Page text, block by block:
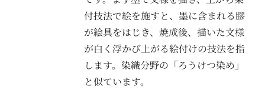
付技法で絵を施すと、墨に含まれる膠
が絵具をはじき、焼成後、描いた文様
が白く浮かび上がる絵付けの技法を指
します。染織分野の「ろうけつ染め」
と似ています。